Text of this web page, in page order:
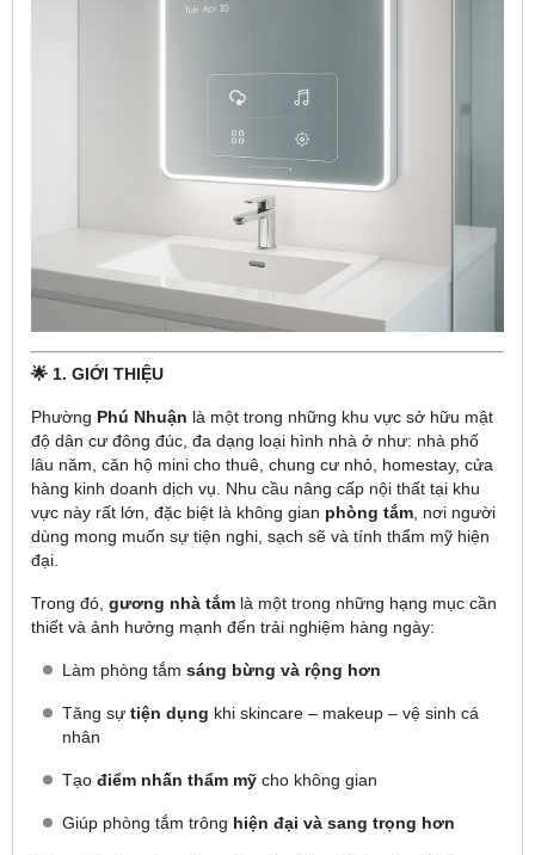
🌟 1. GIỚI THIỆU
Phường Phú Nhuận là một trong những khu vực sở hữu mật
độ dân cư đông đúc, đa dạng loại hình nhà ở như: nhà phố
lâu năm, căn hộ mini cho thuê, chung cư nhỏ, homestay, cửa
hàng kinh doanh dịch vụ. Nhu cầu nâng cấp nội thất tại khu
vực này rất lớn, đặc biệt là không gian phòng tắm , nơi người
dùng mong muốn sự tiện nghi, sạch sẽ và tính thẩm mỹ hiện
đại.
Trong đó, gương nhà tắm là một trong những hạng mục cần
thiết và ảnh hưởng mạnh đến trải nghiệm hàng ngày:
Làm phòng tắm sáng bừng và rộng hơn
Tăng sự tiện dụng khi skincare – makeup – vệ sinh cá
nhân
Tạo điểm nhấn thẩm mỹ cho không gian
Giúp phòng tắm trông hiện đại và sang trọng hơn